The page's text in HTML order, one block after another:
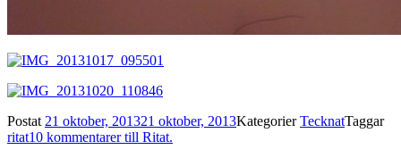
Postat 21 oktober, 201321 oktober, 2013KategorierTecknatTaggar
ritat10 kommentarertill Ritat.